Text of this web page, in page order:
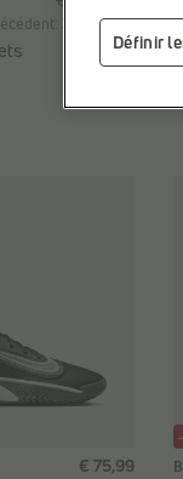
36,79 €
€ 75,99
Définir